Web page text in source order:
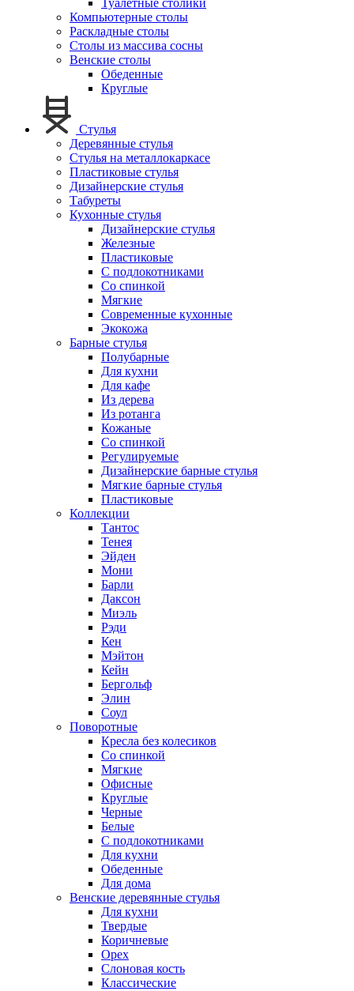
Туалетные столики
Компьютерные столы
Раскладные столы
Столы из массива сосны
Венские столы
Обеденные
Круглые
Стулья
Деревянные стулья
Стулья на металлокаркасе
Пластиковые стулья
Дизайнерские стулья
Табуреты
Кухонные стулья
Дизайнерские стулья
Железные
Пластиковые
С подлокотниками
Со спинкой
Мягкие
Современные кухонные
Экокожа
Барные стулья
Полубарные
Для кухни
Для кафе
Из дерева
Из ротанга
Кожаные
Со спинкой
Регулируемые
Дизайнерские барные стулья
Мягкие барные стулья
Пластиковые
Коллекции
Тантос
Тенея
Эйден
Мони
Барли
Даксон
Миэль
Рэди
Кен
Мэйтон
Кейн
Бергольф
Элин
Соул
Поворотные
Кресла без колесиков
Со спинкой
Мягкие
Офисные
Круглые
Черные
Белые
С подлокотниками
Для кухни
Обеденные
Для дома
Венские деревянные стулья
Для кухни
Твердые
Коричневые
Орех
Слоновая кость
Классические